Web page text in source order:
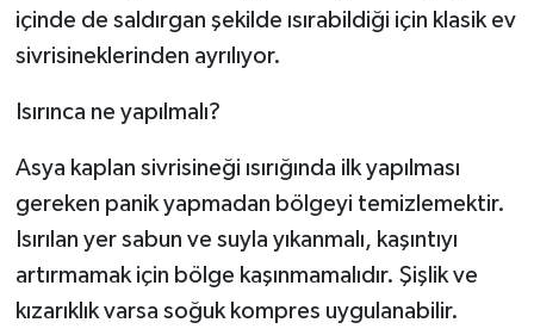
içinde de saldırgan şekilde ısırabildiği için klasik ev
sivrisineklerinden ayrılıyor.
Isırınca ne yapılmalı?
Asya kaplan sivrisineği ısırığında ilk yapılması
gereken panik yapmadan bölgeyi temizlemektir.
Isırılan yer sabun ve suyla yıkanmalı, kaşıntıyı
artırmamak için bölge kaşınmamalıdır. Şişlik ve
kızarıklık varsa soğuk kompres uygulanabilir.